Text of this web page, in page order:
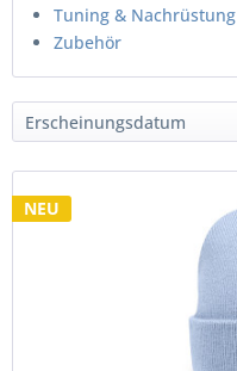
Tuning & Nachrüstung
Zubehör
NEU